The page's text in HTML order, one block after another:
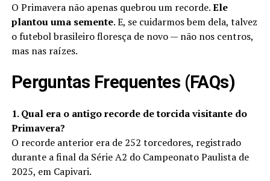
O Primavera não apenas quebrou um recorde.Ele
plantou uma semente. E, se cuidarmos bem dela, talvez
o futebol brasileiro floresça de novo — não nos centros,
mas nas raízes.
Perguntas Frequentes (FAQs)
1. Qual era o antigo recorde de torcida visitante do
Primavera?
O recorde anterior era de 252 torcedores, registrado
durante a final da Série A2 do Campeonato Paulista de
2025, em Capivari.